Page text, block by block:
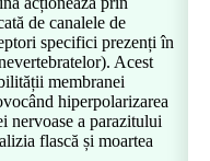
de canalele de
specifici prezenți în
Acest
membranei
hiperpolarizarea
nervoase a parazitului
flască și moartea